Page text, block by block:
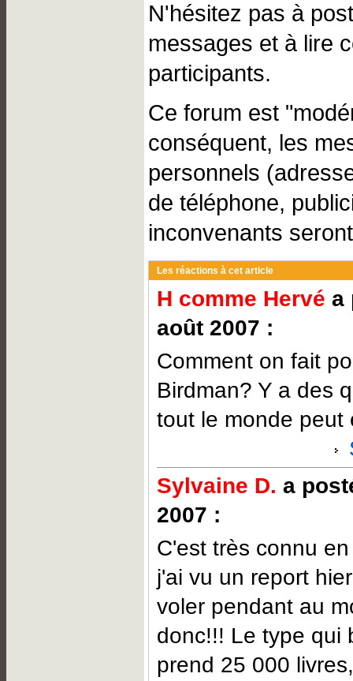
N'hésitez pas à
messages et à lire
participants.
Ce forum est
conséquent, les
personnels
de téléphone,
inconvenants
Les réactions à cet article
H comme Hervé a
août 2007 :
Comment on fait
Birdman? Y a des
tout le monde peut
Sylvaine D. a
2007 :
C'est très connu
j'ai vu un report
voler pendant au
donc!!! Le type qui
prend 25 000